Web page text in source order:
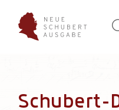
Schubert-